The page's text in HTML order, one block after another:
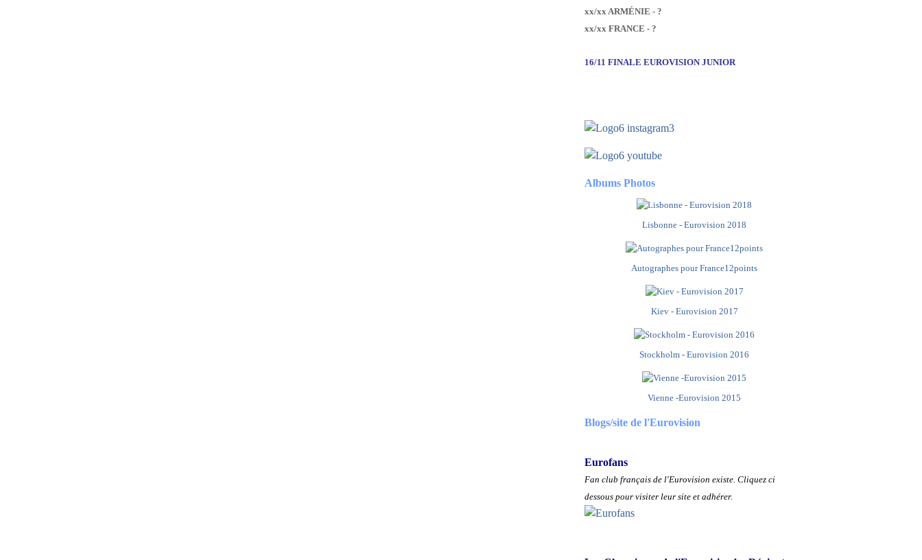
xx/xx ARMÉNIE - ?
xx/xx FRANCE - ?
16/11 FINALE EUROVISION JUNIOR
Albums Photos
Lisbonne - Eurovision 2018
Autographes pour France12points
Kiev - Eurovision 2017
Stockholm - Eurovision 2016
Vienne -Eurovision 2015
Blogs/site de l'Eurovision
Eurofans
Fan club français de l'Eurovision existe. Cliquez ci
dessous pour visiter leur site et adhérer.